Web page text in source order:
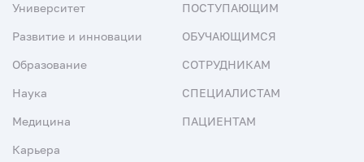
Университет
Развитие и инновации
Образование
Наука
Медицина
Карьера
ПОСТУПАЮЩИМ
ОБУЧАЮЩИМСЯ
СОТРУДНИКАМ
СПЕЦИАЛИСТАМ
ПАЦИЕНТАМ